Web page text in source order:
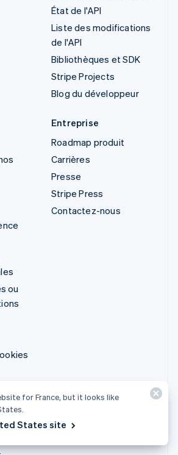
État de l'API
Liste des modifications
de l'API
Bibliothèques et SDK
Stripe Projects
Blog du développeur
ou
Entreprise
Roadmap produit
Carrières
Presse
Stripe Press
Contactez-nous
for France, but it looks like
States site